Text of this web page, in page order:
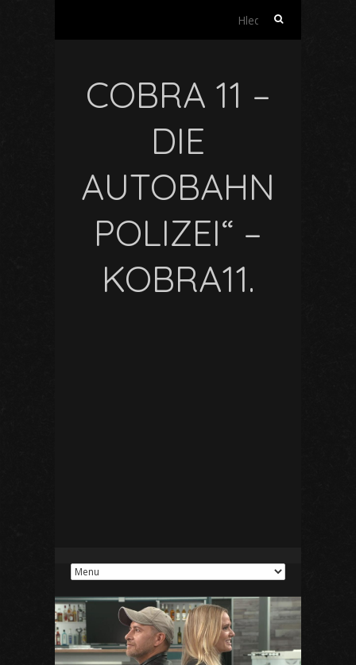
Vyhledávání
COBRA 11 –
DIE
AUTOBAHN
POLIZEI“ –
KOBRA11.